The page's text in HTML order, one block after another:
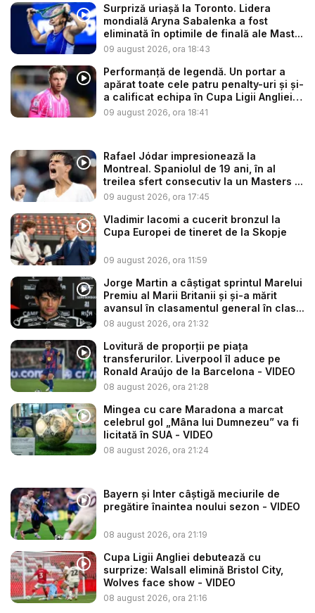
Surpriză uriașă la Toronto. Lidera
mondială Aryna Sabalenka a fost
eliminată în optimile de finală ale Mast...
09 august 2026, ora 18:43
Performanță de legendă. Un portar a
apărat toate cele patru penalty-uri și și-
a calificat echipa în Cupa Ligii Angliei
-...
09 august 2026, ora 18:41
Rafael Jódar impresionează la
Montreal. Spaniolul de 19 ani, în al
treilea sfert consecutiv la un Masters ...
09 august 2026, ora 17:45
Vladimir Iacomi a cucerit bronzul la
Cupa Europei de tineret de la Skopje
09 august 2026, ora 11:59
Jorge Martin a câștigat sprintul Marelui
Premiu al Marii Britanii și și-a mărit
avansul în clasamentul general în clas...
08 august 2026, ora 21:32
Lovitură de proporții pe piața
transferurilor. Liverpool îl aduce pe
Ronald Araújo de la Barcelona - VIDEO
08 august 2026, ora 21:28
Mingea cu care Maradona a marcat
celebrul gol „Mâna lui Dumnezeu” va fi
licitată în SUA - VIDEO
08 august 2026, ora 21:24
Bayern și Inter câștigă meciurile de
pregătire înaintea noului sezon - VIDEO
08 august 2026, ora 21:19
Cupa Ligii Angliei debutează cu
surprize: Walsall elimină Bristol City,
Wolves face show - VIDEO
08 august 2026, ora 21:16